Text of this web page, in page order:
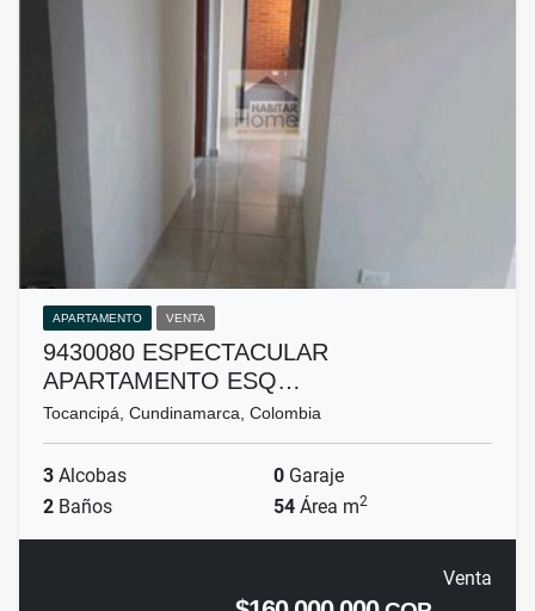
APARTAMENTO VENTA
9430080 ESPECTACULAR
APARTAMENTO ESQ…
Tocancipá, Cundinamarca, Colombia
3 Alcobas 0 Garaje
2 Baños 54 Área m2
Venta